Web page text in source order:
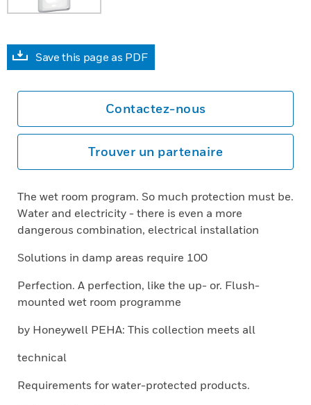
Save this page as PDF
Contactez-nous
Trouver un partenaire
The wet room program. So much protection must be.
Water and electricity - there is even a more
dangerous combination, electrical installation
Solutions in damp areas require 100
Perfection. A perfection, like the up- or. Flush-
mounted wet room programme
by Honeywell PEHA: This collection meets all
technical
Requirements for water-protected products.